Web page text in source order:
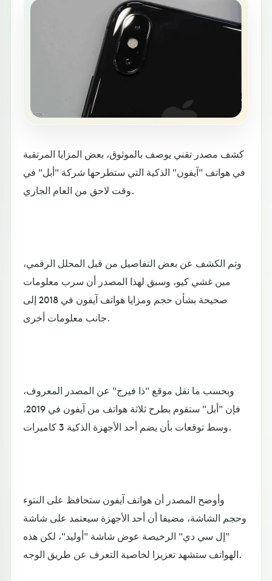
كشف مصدر تقني يوصف بالموثوق، بعض المزايا المرتقبة
في هواتف "آيفون" الذكية التي ستطرحها شركة "أبل" في
وقت لاحق من العام الجاري.
وتم الكشف عن بعض التفاصيل من قبل المحلل الرقمي،
مين غشي كيو، وسبق لهذا المصدر أن سرب معلومات
صحيحة بشأن حجم ومزايا هواتف آيفون في 2018 إلى
جانب معلومات أخرى.
وبحسب ما نقل موقع "ذا فيرج" عن المصدر المعروف،
فإن "أبل" ستقوم بطرح ثلاثة هواتف من آيفون في 2019،
وسط توقعات بأن يضم أحد الأجهزة الذكية 3 كاميرات.
وأوضح المصدر أن هواتف آيفون ستحافظ على النتوء
وحجم الشاشة، مضيفا أن أحد الأجهزة سيعتمد على شاشة
"إل سي دي" الرخيصة عوض شاشة "أوليد"، لكن هذه
الهواتف ستشهد تعزيزا لخاصية التعرف عن طريق الوجه.